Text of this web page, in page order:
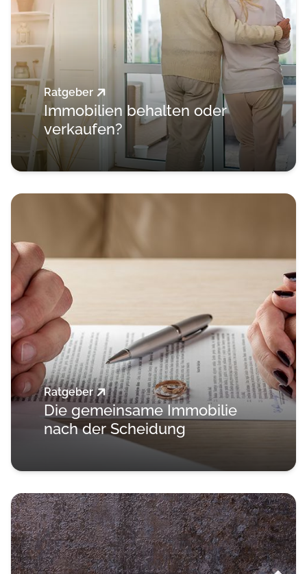
Ratgeber
Immobilien behalten oder
verkaufen?
Ratgeber
Die gemeinsame Immobilie
nach der Scheidung